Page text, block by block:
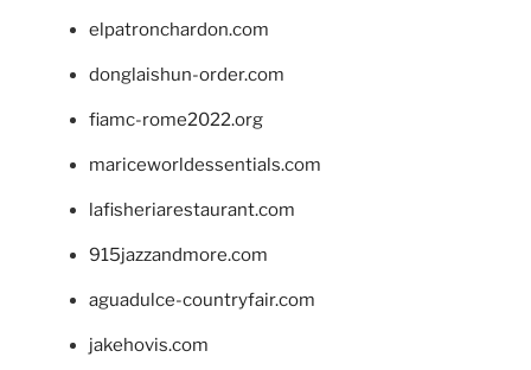
elpatronchardon.com
donglaishun-order.com
fiamc-rome2022.org
mariceworldessentials.com
lafisheriarestaurant.com
915jazzandmore.com
aguadulce-countryfair.com
jakehovis.com